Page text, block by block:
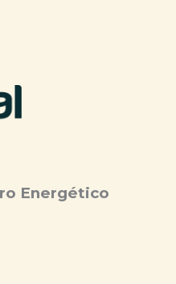
Energético